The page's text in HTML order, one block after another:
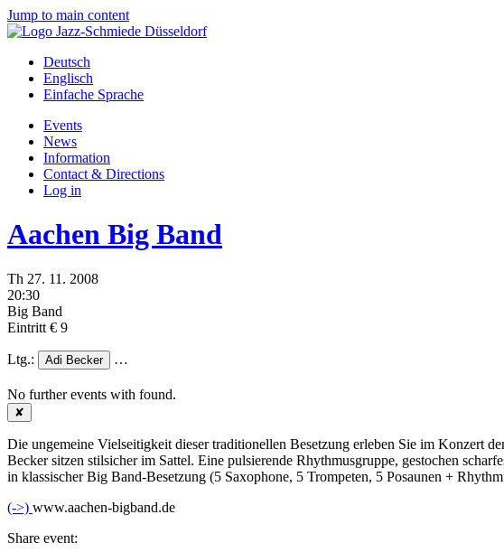
Jump to main content
Deutsch
Englisch
Einfache Sprache
Events
News
Information
Contact & Directions
Log in
Aachen Big Band
Th 27. 11. 2008
20:30
Big Band
Eintritt € 9
Ltg.: Adi Becker …
No further events with found.
✘
Die ungemeine Vielseitigkeit dieser traditionellen Besetzung erleben Sie im Konzert
Becker sitzen stilsicher im Sattel. Eine pulsierende Rhythmusgruppe, gestochen
in klassischer Big Band-Besetzung (5 Saxophone, 5 Trompeten, 5 Posaunen +
(->) www.aachen-bigband.de
Share event: